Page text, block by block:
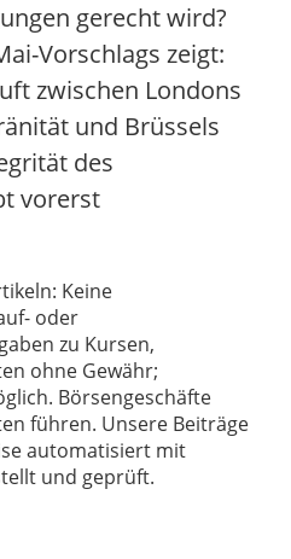
gerecht wird?
Vorschlags zeigt:
zwischen Londons
und Brüssels
des
vorerst
Keine
oder
zu Kursen,
ohne Gewähr;
Börsengeschäfte
führen. Unsere Beiträge
automatisiert mit
und geprüft.